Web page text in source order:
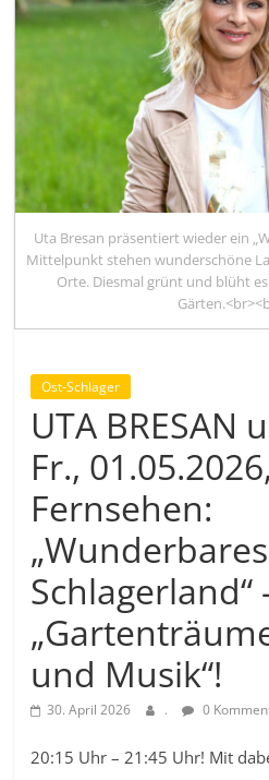
Uta Bresan präsentiert wieder ein
Mittelpunkt stehen wunderschöne
Orte. Diesmal grünt und blüht
Ost-Schlager
UTA BRESAN
Fr.,
Fernsehen:
„Wunderbares
Schlagerland“
und Musik“!
30. April 2026 . 0
20:15 Uhr – 21:45 Uhr! Mit